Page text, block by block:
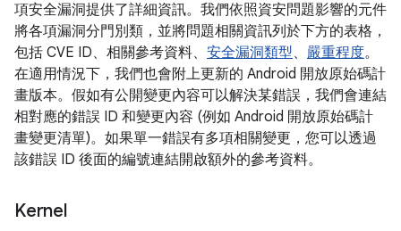
項安全漏洞提供了詳細資訊。我們依照資安問題影響的元件
將各項漏洞分門別類，並將問題相關資訊列於下方的表格，
包括 CVE ID、相關參考資料、 安全漏洞類型、 嚴重程度。
在適用情況下，我們也會附上更新的 Android 開放原始碼計
畫版本。假如有公開變更內容可以解決某錯誤，我們會連結
相對應的錯誤 ID 和變更內容 (例如 Android 開放原始碼計
畫變更清單)。如果單一錯誤有多項相關變更，您可以透過
該錯誤 ID 後面的編號連結開啟額外的參考資料。
Kernel